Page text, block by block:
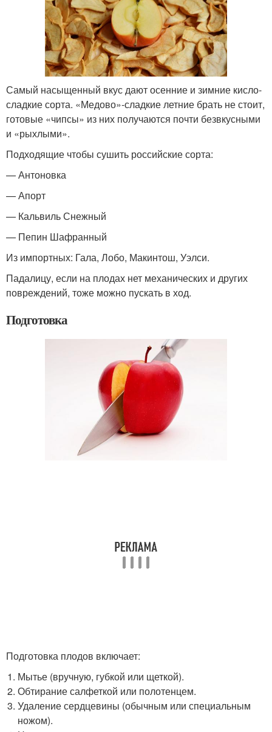
Самый насыщенный вкус дают осенние и зимние кисло-
сладкие сорта. «Медово»-сладкие летние брать не стоит,
готовые «чипсы» из них получаются почти безвкусными
и «рыхлыми».
Подходящие чтобы сушить российские сорта:
— Антоновка
— Апорт
— Кальвиль Снежный
— Пепин Шафранный
Из импортных: Гала, Лобо, Макинтош, Уэлси.
Падалицу, если на плодах нет механических и других
повреждений, тоже можно пускать в ход.
Подготовка
Подготовка плодов включает:
Мытье (вручную, губкой или щеткой).
Обтирание салфеткой или полотенцем.
Удаление сердцевины (обычным или специальным
ножом).